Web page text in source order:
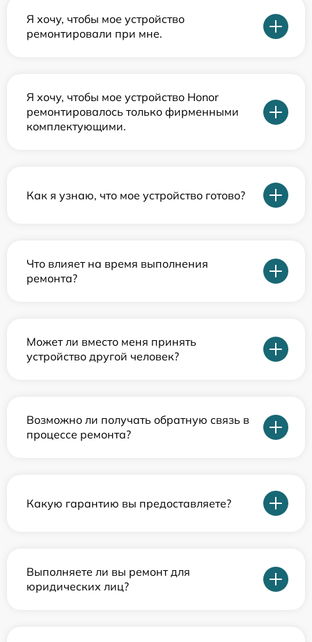
Я хочу, чтобы мое устройство
ремонтировали при мне.
Я хочу, чтобы мое устройство Honor
ремонтировалось только фирменными
комплектующими.
Как я узнаю, что мое устройство готово?
Что влияет на время выполнения
ремонта?
Может ли вместо меня принять
устройство другой человек?
Возможно ли получать обратную связь в
процессе ремонта?
Какую гарантию вы предоставляете?
Выполняете ли вы ремонт для
юридических лиц?